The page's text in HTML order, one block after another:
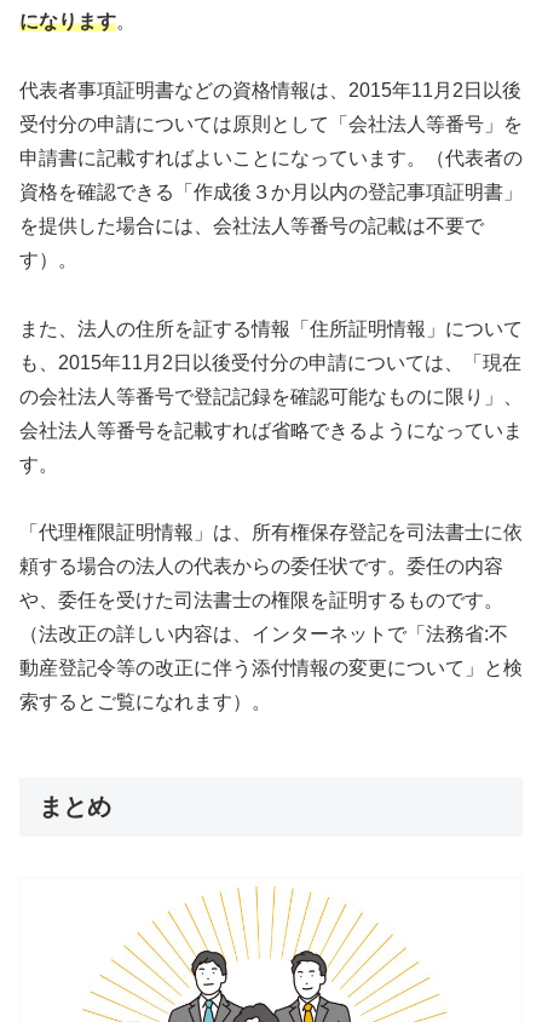
になります。
代表者事項証明書などの資格情報は、2015年11月2日以後
受付分の申請については原則として「会社法人等番号」を
申請書に記載すればよいことになっています。（代表者の
資格を確認できる「作成後３か月以内の登記事項証明書」
を提供した場合には、会社法人等番号の記載は不要で
す）。
また、法人の住所を証する情報「住所証明情報」について
も、2015年11月2日以後受付分の申請については、「現在
の会社法人等番号で登記記録を確認可能なものに限り」、
会社法人等番号を記載すれば省略できるようになっていま
す。
「代理権限証明情報」は、所有権保存登記を司法書士に依
頼する場合の法人の代表からの委任状です。委任の内容
や、委任を受けた司法書士の権限を証明するものです。
（法改正の詳しい内容は、インターネットで「法務省:不
動産登記令等の改正に伴う添付情報の変更について」と検
索するとご覧になれます）。
まとめ